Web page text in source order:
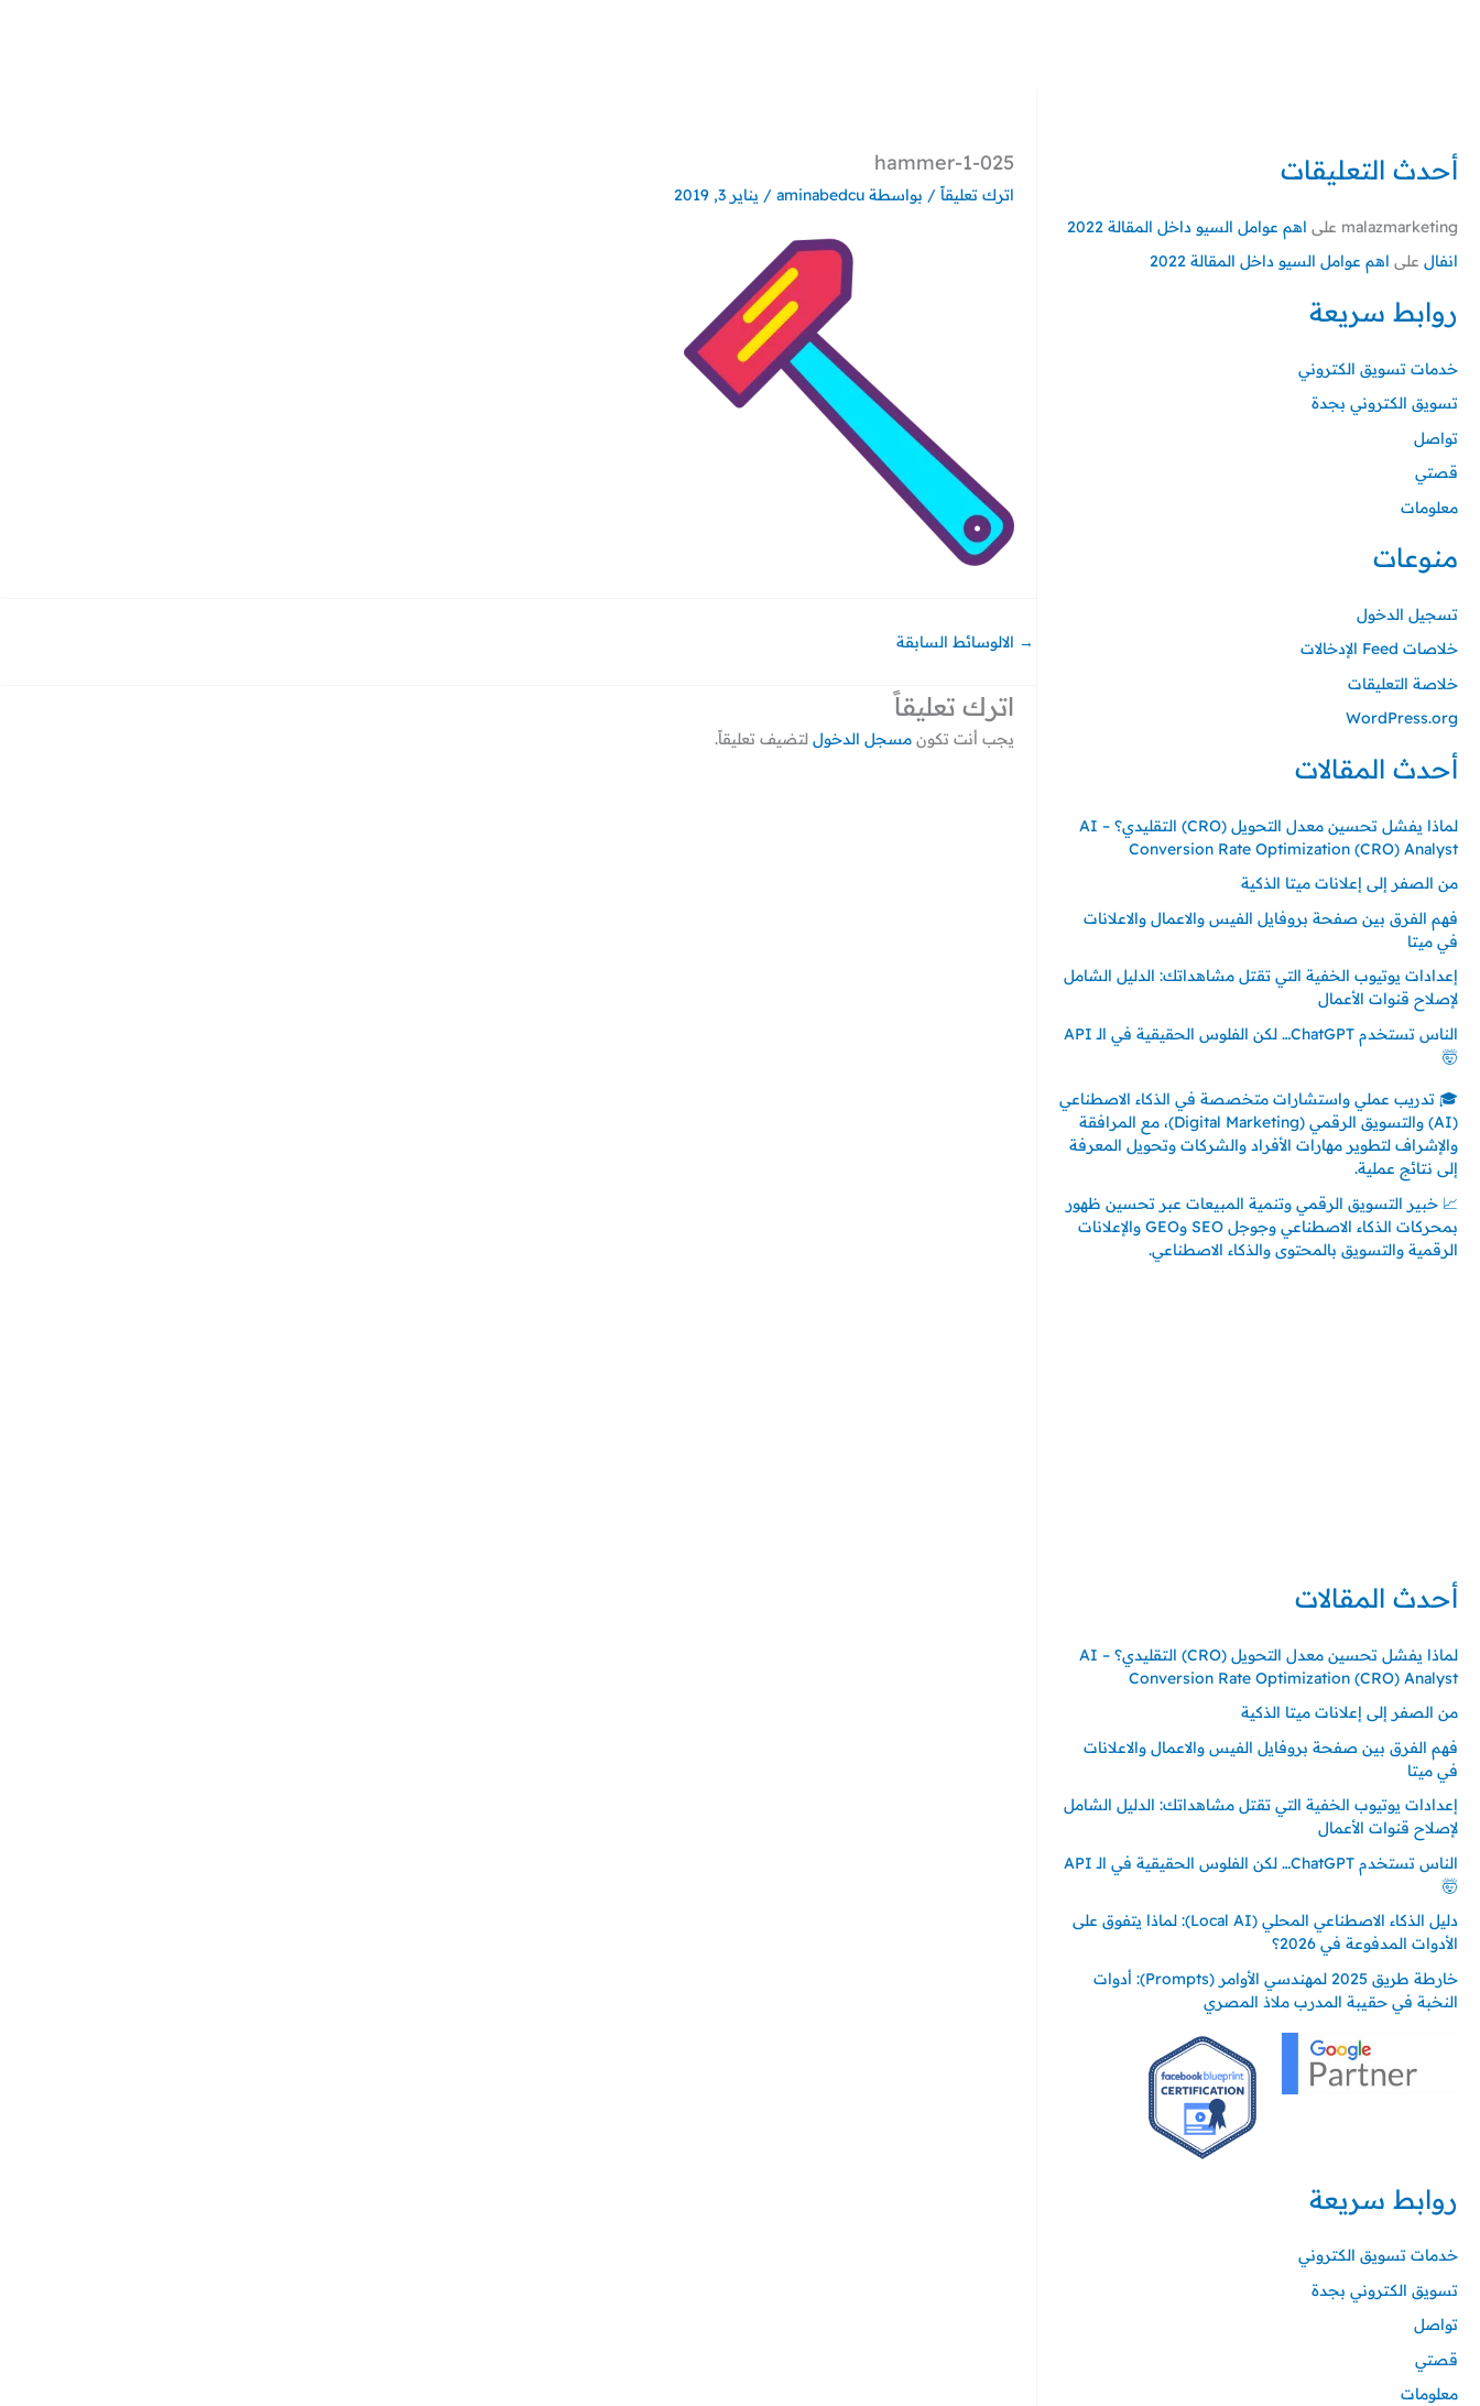
أحدث التعليقات
malazmarketing على اهم عوامل السيو داخل المقالة 2022
انفال على اهم عوامل السيو داخل المقالة 2022
روابط سريعة
خدمات تسويق الكتروني
تسويق الكتروني بجدة
تواصل
قصتي
معلومات
منوعات
تسجيل الدخول
خلاصات Feed الإدخالات
خلاصة التعليقات
WordPress.org
أحدث المقالات
لماذا يفشل تحسين معدل التحويل (CRO) التقليدي؟ – AI
Conversion Rate Optimization (CRO) Analyst
من الصفر إلى إعلانات ميتا الذكية
فهم الفرق بين صفحة بروفايل الفيس والاعمال والاعلانات
في ميتا
إعدادات يوتيوب الخفية التي تقتل مشاهداتك: الدليل الشامل
لإصلاح قنوات الأعمال
الناس تستخدم ChatGPT… لكن الفلوس الحقيقية في الـ API
🤯
🎓 تدريب عملي واستشارات متخصصة في الذكاء الاصطناعي
(AI) والتسويق الرقمي (Digital Marketing)، مع المرافقة
والإشراف لتطوير مهارات الأفراد والشركات وتحويل المعرفة
إلى نتائج عملية.
📈 خبير التسويق الرقمي وتنمية المبيعات عبر تحسين ظهور
بمحركات الذكاء الاصطناعي وجوجل SEO وGEO والإعلانات
الرقمية والتسويق بالمحتوى والذكاء الاصطناعي.
أحدث المقالات
لماذا يفشل تحسين معدل التحويل (CRO) التقليدي؟ – AI
Conversion Rate Optimization (CRO) Analyst
من الصفر إلى إعلانات ميتا الذكية
فهم الفرق بين صفحة بروفايل الفيس والاعمال والاعلانات
في ميتا
إعدادات يوتيوب الخفية التي تقتل مشاهداتك: الدليل الشامل
لإصلاح قنوات الأعمال
الناس تستخدم ChatGPT… لكن الفلوس الحقيقية في الـ API
🤯
دليل الذكاء الاصطناعي المحلي (Local AI): لماذا يتفوق على
الأدوات المدفوعة في 2026؟
خارطة طريق 2025 لمهندسي الأوامر (Prompts): أدوات
النخبة في حقيبة المدرب ملاذ المصري
روابط سريعة
خدمات تسويق الكتروني
تسويق الكتروني بجدة
تواصل
قصتي
معلومات
025-hammer-1
اترك تعليقاً / بواسطة aminabedcu
/ يناير 3, 2019
→ الالوسائط السابقة
اترك تعليقاً
يجب أنت تكونمسجل الدخول لتضيف تعليقاً.